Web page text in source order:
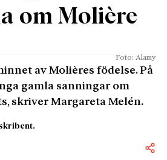
om Molière
Foto: Alamy
av Molières födelse. På
gamla sanningar om
skriver Margareta Melén.